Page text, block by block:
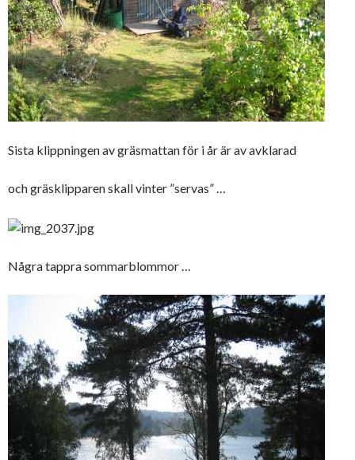
Sista klippningen av gräsmattan för i år är av avklarad
och gräsklipparen skall vinter ”servas” …
Några tappra sommarblommor …